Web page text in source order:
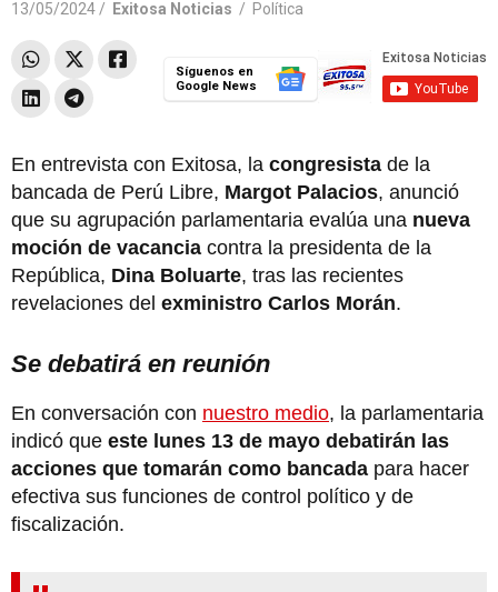
13/05/2024 / Exitosa Noticias / Política
Síguenos en
Google News
En entrevista con Exitosa, la congresista de la
bancada de Perú Libre, Margot Palacios, anunció
que su agrupación parlamentaria evalúa una nueva
moción de vacancia contra la presidenta de la
República, Dina Boluarte, tras las recientes
revelaciones del exministro Carlos Morán.
Se debatirá en reunión
En conversación con nuestro medio, la parlamentaria
indicó que este lunes 13 de mayo debatirán las
acciones que tomarán como bancada para hacer
efectiva sus funciones de control político y de
fiscalización.